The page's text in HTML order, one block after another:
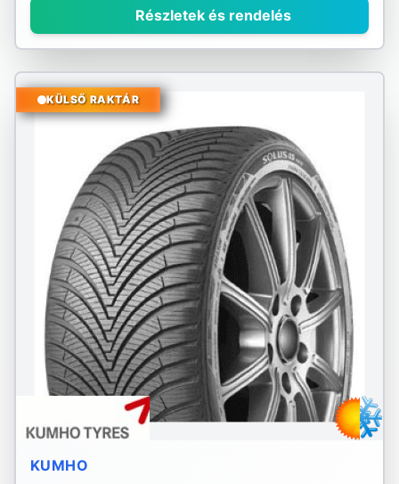
Részletek és rendelés
KÜLSŐ RAKTÁR
KUMHO